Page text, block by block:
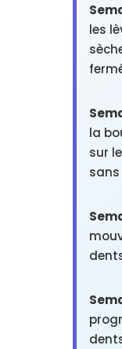
les
la
sur